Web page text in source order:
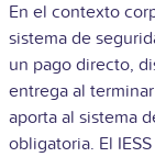
En el contexto
sistema de
un pago directo,
entrega al
aporta al sistema
obligatoria. El